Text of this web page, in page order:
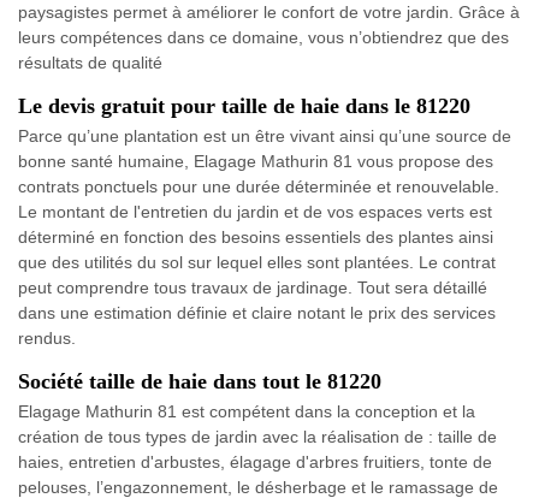
paysagistes permet à améliorer le confort de votre jardin. Grâce à
leurs compétences dans ce domaine, vous n’obtiendrez que des
résultats de qualité
Le devis gratuit pour taille de haie dans le 81220
Parce qu’une plantation est un être vivant ainsi qu’une source de
bonne santé humaine, Elagage Mathurin 81 vous propose des
contrats ponctuels pour une durée déterminée et renouvelable.
Le montant de l'entretien du jardin et de vos espaces verts est
déterminé en fonction des besoins essentiels des plantes ainsi
que des utilités du sol sur lequel elles sont plantées. Le contrat
peut comprendre tous travaux de jardinage. Tout sera détaillé
dans une estimation définie et claire notant le prix des services
rendus.
Société taille de haie dans tout le 81220
Elagage Mathurin 81 est compétent dans la conception et la
création de tous types de jardin avec la réalisation de : taille de
haies, entretien d'arbustes, élagage d'arbres fruitiers, tonte de
pelouses, l’engazonnement, le désherbage et le ramassage de